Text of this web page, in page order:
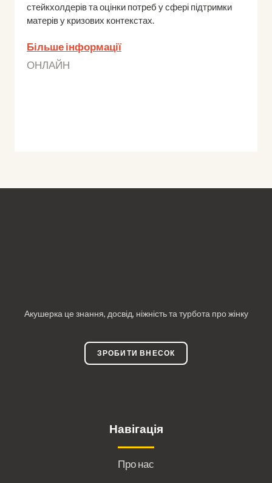
стейкхолдерів та оцінки потреб у сфері підтримки
матерів у кризових контекстах.
Більше інформації
ОНЛАЙН
Акушерка це знання, досвід, ніжність та турбота про жінку
ЗРОБИТИ ВНЕСОК
Навігація
Про нас